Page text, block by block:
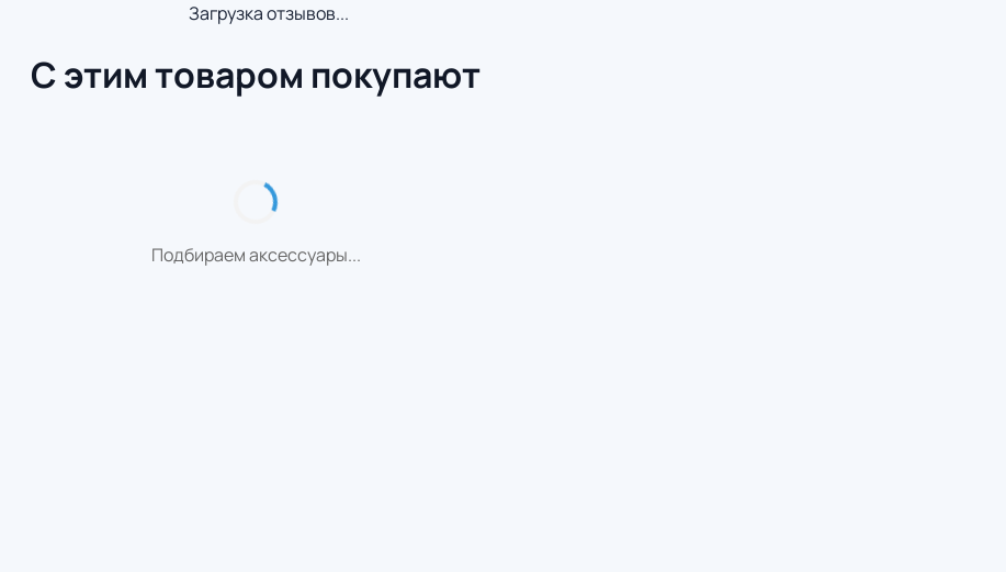
Загрузка отзывов...
С этим товаром покупают
Подбираем аксессуары...